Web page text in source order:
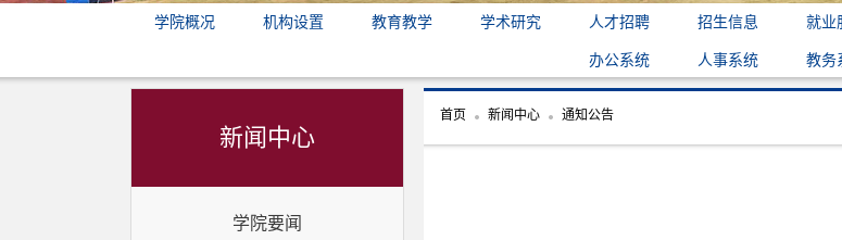
学院概况 机构设置 教育教学 学术研究 人才招聘 招生信息 就业
办公系统 人事系统 教务
新闻中心
学院要闻
首页 新闻中心 通知公告